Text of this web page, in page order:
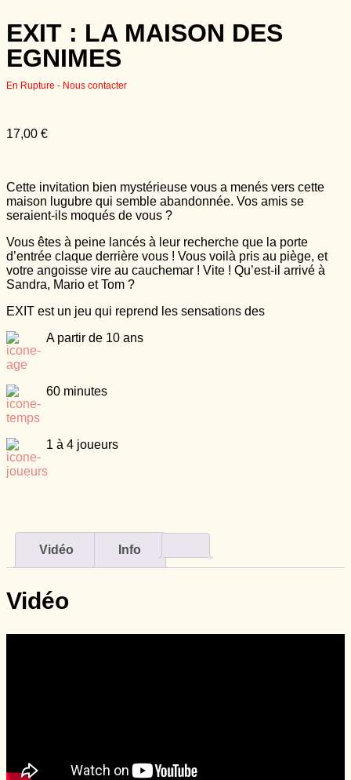
EXIT : LA MAISON DES
EGNIMES
En Rupture - Nous contacter
17,00 €
Cette invitation bien mystérieuse vous a menés vers cette
maison lugubre qui semble abandonnée. Vos amis se
seraient-ils moqués de vous ?
Vous êtes à peine lancés à leur recherche que la porte
d’entrée claque derrière vous ! Vous voilà pris au piège, et
votre angoisse vire au cauchemar ! Vite ! Qu’est-il arrivé à
Sandra, Mario et Tom ?
EXIT est un jeu qui reprend les sensations des
A partir de 10 ans
60 minutes
1 à 4 joueurs
Vidéo Info
Vidéo